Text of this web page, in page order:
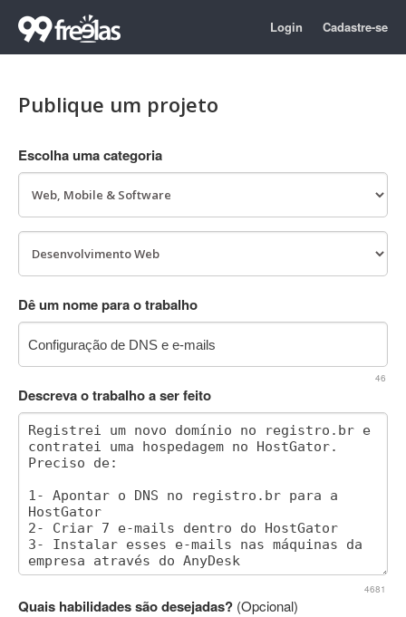
Login Cadastre-se
Publique um projeto
Escolha uma categoria
Dê um nome para o trabalho
46
Descreva o trabalho a ser feito
4681
Quais habilidades são desejadas? (Opcional)